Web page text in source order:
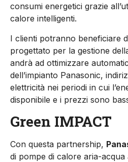
consumi energetici grazie
calore intelligenti.
I clienti potranno beneficiare
progettato per la gestione
andrà ad ottimizzare
dell’impianto Panasonic,
elettricità nei periodi in cui
disponibile e i prezzi sono
Green IMPACT
Con questa partnership,
di pompe di calore aria-